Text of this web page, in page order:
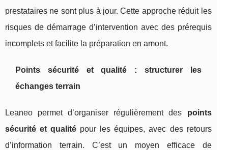
prestataires ne sont plus à jour. Cette approche réduit les
risques de démarrage d’intervention avec des prérequis
incomplets et facilite la préparation en amont.
Points sécurité et qualité : structurer les
échanges terrain
Leaneo permet d’organiser régulièrement des points
sécurité et qualité pour les équipes, avec des retours
d’information terrain. C’est un moyen efficace de